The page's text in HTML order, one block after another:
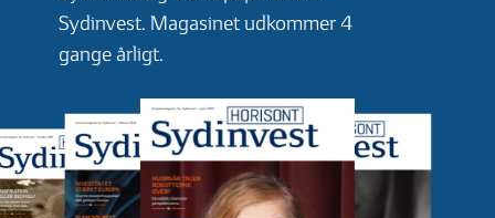
Sydinvest. Magasinet udkommer 4
gange årligt.